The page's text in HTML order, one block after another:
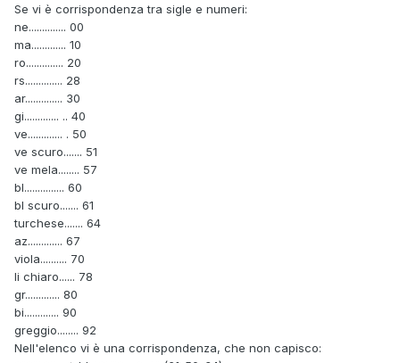
Se vi è corrispondenza tra sigle e numeri:
ne.............. 00
ma............. 10
ro.............. 20
rs.............. 28
ar.............. 30
gi............. .. 40
ve............. . 50
ve scuro....... 51
ve mela........ 57
bl............... 60
bl scuro....... 61
turchese....... 64
az............. 67
viola.......... 70
li chiaro...... 78
gr............. 80
bi............. 90
greggio........ 92
Nell'elenco vi è una corrispondenza, che non capisco: